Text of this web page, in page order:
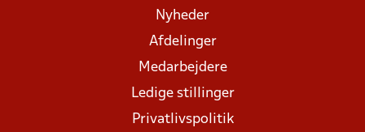
Nyheder
Afdelinger
Medarbejdere
Ledige stillinger
Privatlivspolitik